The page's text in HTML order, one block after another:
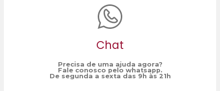
Chat
Precisa de uma ajuda agora?
Fale conosco pelo whatsapp.
De segunda a sexta das 9h às 21h